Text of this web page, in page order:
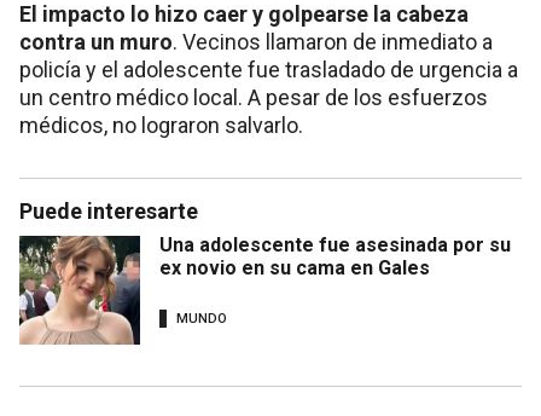
El impacto lo hizo caer y golpearse la cabeza
contra un muro. Vecinos llamaron de inmediato a
policía y el adolescente fue trasladado de urgencia a
un centro médico local. A pesar de los esfuerzos
médicos, no lograron salvarlo.
Puede interesarte
Una adolescente fue asesinada por su
ex novio en su cama en Gales
MUNDO